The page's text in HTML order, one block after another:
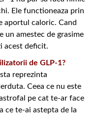
Ele functioneaza prin
aportul caloric. Cand
un amestec de grasime
acest deficit.
de GLP-1?
reprezinta
Ceea ce nu este
pe cat te-ar face
ce te-ai astepta de la